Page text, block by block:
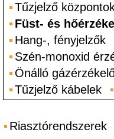
Tűzjelző
Füst- és
Hang-, fényjelzők
Szén-monoxid
Önálló
Tűzjelző kábelek
Riasztórendszerek